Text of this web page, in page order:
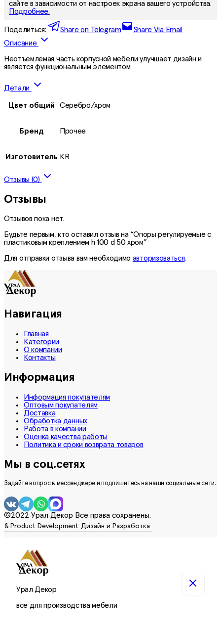
сайте в зависимости от настроек экрана вашего устройства.
Подробнее.
Поделиться: Share on Telegram
Share Via Email
Описание
Неотъемлемая часть корпусной мебели улучшает дизайн и
является функциональным элементом
Детали
Цвет общий Серебро/хром
Бренд Прочее
Изготовитель KR
Отзывы (0)
Отзывы
Отзывов пока нет.
Будьте первым, кто оставил отзыв на “Опоры регулируемые с
пластиковым креплением h 100 d 50 хром”
Для отправки отзыва вам необходимо авторизоваться.
Навигация
Главная
Категории
О компании
Контакты
Информация
Информация покупателям
Оптовым покупателям
Доставка
Обработка данных
Работа в компании
Оценка качества работы
Политика и сроки возврата товаров
Мы в соц.сетях
Задайте вопрос в мессенджере и подпишитесь на наши социальные сети.
©2022 Урал Декор Все права сохранены.
Урал Декор
все для производства мебели